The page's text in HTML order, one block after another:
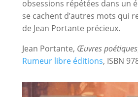
obsessions répétées dans un
se cachent d’autres mots qui
de Jean Portante précieux.
Jean Portante, Œuvres poétiques
Rumeur libre éditions, ISBN